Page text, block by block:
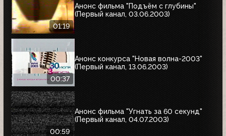
01:19
Анонс фильма "Подъём с глубины"
(Первый канал, 03.06.2003)
00:37
Анонс конкурса "Новая волна-2003"
(Первый канал, 13.06.2003)
00:59
Анонс фильма "Угнать за 60 секунд"
(Первый канал, 04.07.2003)